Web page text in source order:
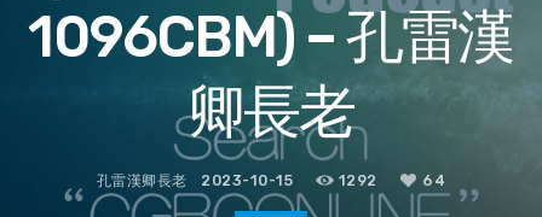
1096CBM) – 孔雷漢
卿長老
孔雷漢卿長老 2023-10-15 1292 64